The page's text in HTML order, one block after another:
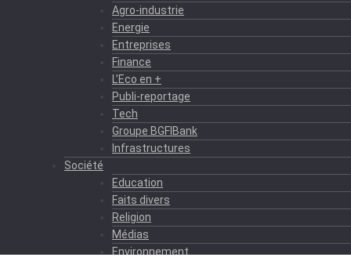
Agro-industrie
Energie
Entreprises
Finance
L’Eco en +
Publi-reportage
Tech
Groupe BGFIBank
Infrastructures
Société
Education
Faits divers
Religion
Médias
Environnement